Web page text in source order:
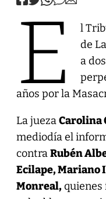
E
l
de
a
años por la
La juezaCarolina
mediodía el
contraRubén
Ecilape, Mariano
Monreal,quienes